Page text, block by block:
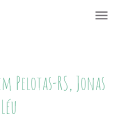
menu
Pelotas-RS, Jonas